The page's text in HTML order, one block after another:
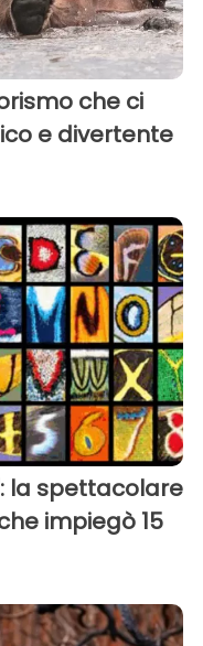
che ci
e divertente
la spettacolare
impiegò 15